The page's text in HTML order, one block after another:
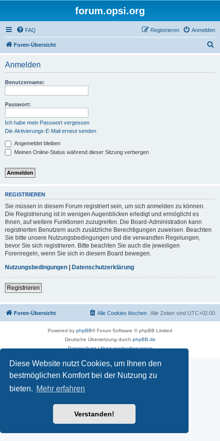
Diese Website nutzt Cookies, um Ihnen den
bestmöglichen Komfort bei der Nutzung zu
bieten. Mehr erfahren
Verstanden!
forum.opsi.org
FAQ Anmelden
Registrieren
Foren-Übersicht
Anmelden
Benutzername:
Passwort:
Ich habe mein Passwort vergessen
Die Aktivierungs-E-Mail erneut senden
Angemeldet bleiben
Meinen Online-Status während dieser Sitzung verbergen
REGISTRIEREN
Sie müssen in diesem Forum registriert sein, um sich anmelden zu können.
Die Registrierung ist in wenigen Augenblicken erledigt und ermöglicht es
Ihnen, auf weitere Funktionen zuzugreifen. Die Board-Administration kann
registrierten Benutzern auch zusätzliche Berechtigungen zuweisen. Beachten
Sie bitte unsere Nutzungsbedingungen und die verwandten Regelungen,
bevor Sie sich registrieren. Bitte beachten Sie auch die jeweiligen
Forenregeln, wenn Sie sich in diesem Board bewegen.
Nutzungsbedingungen | Datenschutzerklärung
Registrieren
Foren-Übersicht Alle Zeiten sind UTC+02:00
Alle Cookies löschen
Powered by phpBB® Forum Software © phpBB Limited
Deutsche Übersetzung durch phpBB.de
Datenschutz|Nutzungsbedingungen